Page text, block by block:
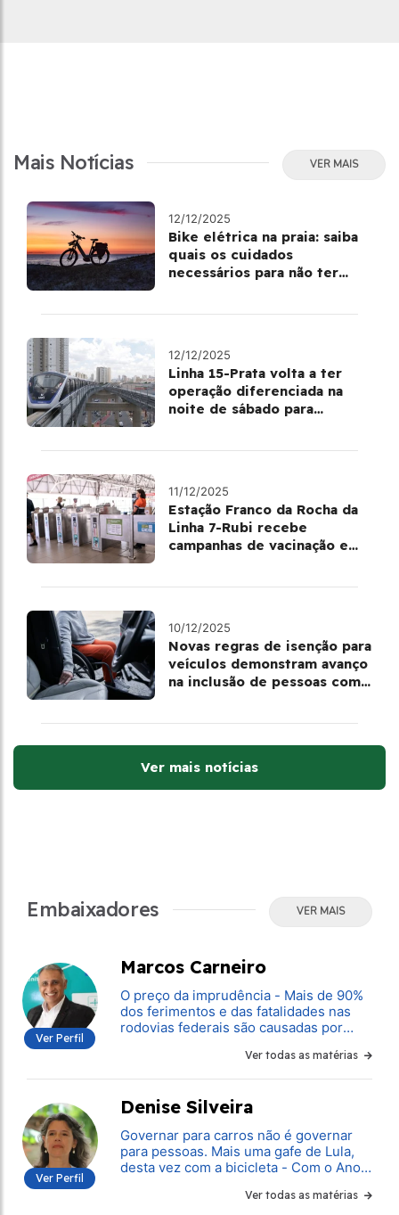
Mais Notícias VER MAIS
12/12/2025
Bike elétrica na praia: saiba
quais os cuidados
necessários para não ter
12/12/2025
Linha 15-Prata volta a ter
operação diferenciada na
noite de sábado para
11/12/2025
Estação Franco da Rocha da
Linha 7-Rubi recebe
campanhas de vacinação e
10/12/2025
Novas regras de isenção para
veículos demonstram avanço
na inclusão de pessoas com
Ver mais notícias
Embaixadores VER MAIS
Ver Perfil
Marcos Carneiro
O preço da imprudência - Mais de 90%
dos ferimentos e das fatalidades nas
rodovias federais são causadas por
Ver todas as matérias
Ver Perfil
Denise Silveira
Governar para carros não é governar
para pessoas. Mais uma gafe de Lula,
desta vez com a bicicleta - Com o Ano
mais próximas, Lula precisa engajar
Ver todas as matérias